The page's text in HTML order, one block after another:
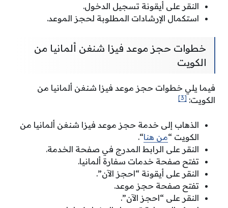
النقر على أيقونة تسجيل الدخول.
استكمال الإرشادات المطلوبة لحجز الموعد.
خطوات حجز موعد فيزا شنغن ألمانيا من
الكويت
فيما يلي خطوات حجز موعد فيزا شنغن ألمانيا من
الكويت: [3]
الذهاب إلى خدمة حجز موعد فيزا شنغن ألمانيا من
الكويت “من هنا“.
النقر على الرابط المدرج في صفحة الخدمة.
تفتح صفحة خدمات سفارة ألمانيا.
النقر على أيقونة “احجز الآن”.
تفتح صفحة حجز موعد.
النقر على “احجز الآن”.